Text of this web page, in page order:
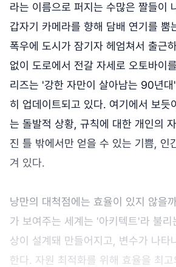
라는 이름으로 퍼지는 수많은 짤들이
갑자기 카메라를 향해 담배 연기를 뿜
폭우에 도시가 잠기자 헤엄쳐서 출근
없이 도로에서 전갈 자세로 오토바이
리즈는 '강한 자만이 살아남는 90년
히 업데이트되고 있다. 여기에서 보듯
는 돌발적 상황, 규칙에 대한 개인의
진 틀 밖에서만 얻을 수 있는 기쁨, 인
겨 있다.
낭만의 대척점에는 효율이 있지 않을까
가 보여주는 세계는 '아키텍트'라 불리
상이 설계돼 만들어지고, 변수가 나타
한다. 자원 최적화를 위해 효율을 최